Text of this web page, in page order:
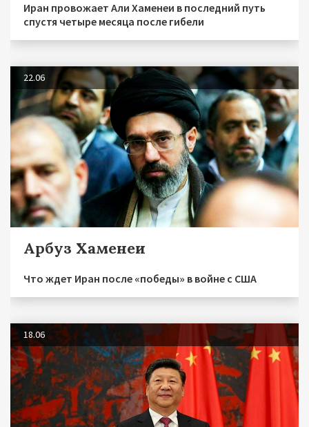
Иран провожает Али Хаменеи в последний путь
спустя четыре месяца после гибели
22.06
Арбуз Хаменеи
Что ждет Иран после «победы» в войне с США
18.06